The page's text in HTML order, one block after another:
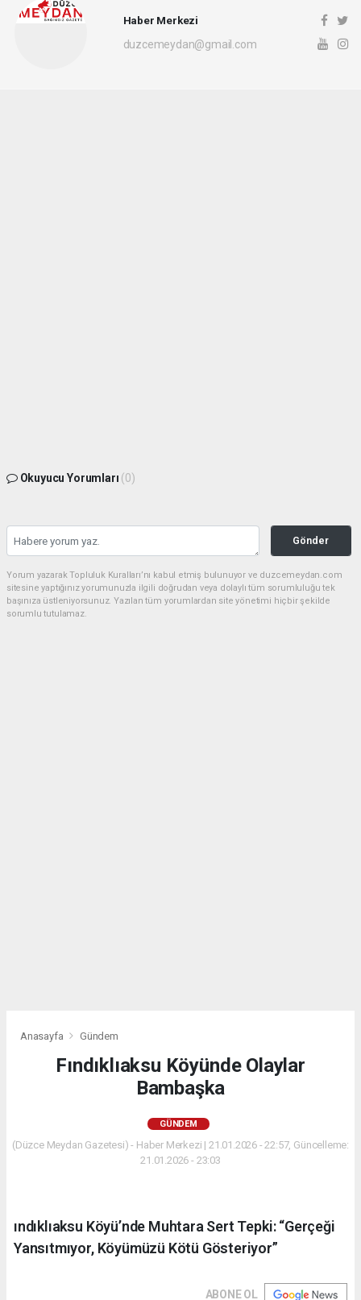
Haber Merkezi
duzcemeydan@gmail.com
Okuyucu Yorumları (0)
Gönder
Yorum yazarak Topluluk Kuralları’nı kabul etmiş bulunuyor ve duzcemeydan.com
sitesine yaptığınız yorumunuzla ilgili doğrudan veya dolaylı tüm sorumluluğu tek
başınıza üstleniyorsunuz. Yazılan tüm yorumlardan site yönetimi hiçbir şekilde
sorumlu tutulamaz.
Anasayfa Gündem
Fındıklıaksu Köyünde Olaylar
Bambaşka
GÜNDEM
(Düzce Meydan Gazetesi) - Haber Merkezi | 21.01.2026 - 22:57, Güncelleme:
21.01.2026 - 23:03
ındıklıaksu Köyü’nde Muhtara Sert Tepki: “Gerçeği
Yansıtmıyor, Köyümüzü Kötü Gösteriyor”
ABONE OL